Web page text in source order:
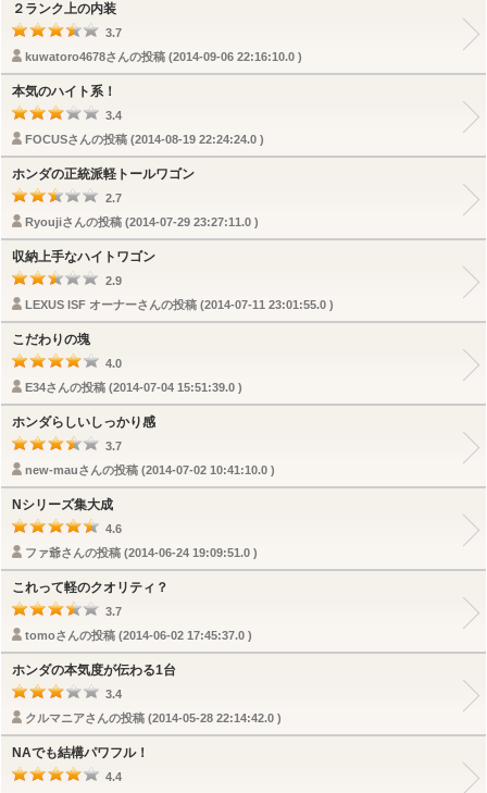
２ランク上の内装
3.7
kuwatoro4678さんの投稿 (2014-09-06 22:16:10.0 )
本気のハイト系！
3.4
FOCUSさんの投稿 (2014-08-19 22:24:24.0 )
ホンダの正統派軽トールワゴン
2.7
Ryoujiさんの投稿 (2014-07-29 23:27:11.0 )
収納上手なハイトワゴン
2.9
LEXUS ISF オーナーさんの投稿 (2014-07-11 23:01:55.0 )
こだわりの塊
4.0
E34さんの投稿 (2014-07-04 15:51:39.0 )
ホンダらしいしっかり感
3.7
new-mauさんの投稿 (2014-07-02 10:41:10.0 )
Nシリーズ集大成
4.6
ファ爺さんの投稿 (2014-06-24 19:09:51.0 )
これって軽のクオリティ？
3.7
tomoさんの投稿 (2014-06-02 17:45:37.0 )
ホンダの本気度が伝わる1台
3.4
クルマニアさんの投稿 (2014-05-28 22:14:42.0 )
NAでも結構パワフル！
4.4